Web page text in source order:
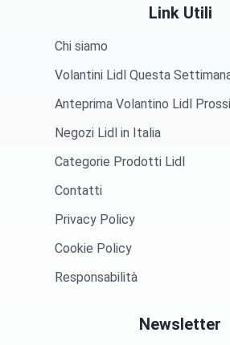
Link Utili
Chi siamo
Volantini Lidl Questa
Anteprima Volantino Lidl
Negozi Lidl in Italia
Categorie Prodotti Lidl
Contatti
Privacy Policy
Cookie Policy
Responsabilità
Newsletter